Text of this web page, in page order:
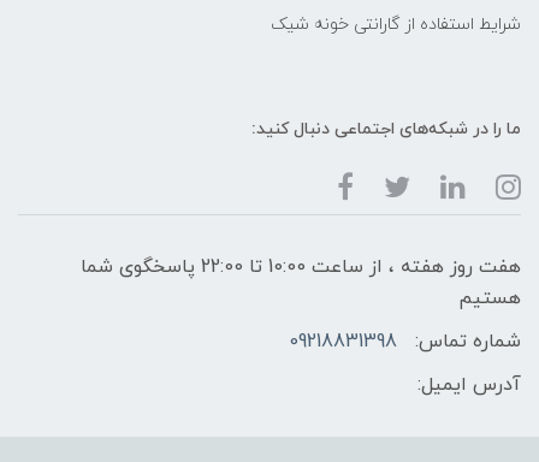
شرایط استفاده از گارانتی خونه شیک
ما را در شبکه‌های اجتماعی دنبال کنید:
هفت روز هفته ، از ساعت 10:00 تا 22:00 پاسخگوی شما
هستیم
شماره تماس:
09218831398
آدرس ایمیل: